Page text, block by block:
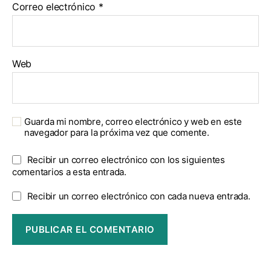
Correo electrónico *
Web
Guarda mi nombre, correo electrónico y web en este
navegador para la próxima vez que comente.
Recibir un correo electrónico con los siguientes
comentarios a esta entrada.
Recibir un correo electrónico con cada nueva entrada.